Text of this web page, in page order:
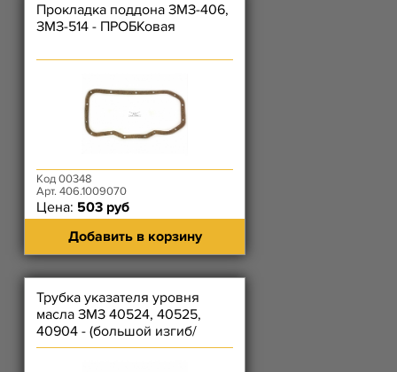
Прокладка поддона ЗМЗ-406,
ЗМЗ-514 - ПРОБКовая
Код 00348
Арт. 406.1009070
Цена: 503 руб
Добавить в корзину
Трубка указателя уровня
масла ЗМЗ 40524, 40525,
40904 - (большой изгиб/
длина 406 мм)